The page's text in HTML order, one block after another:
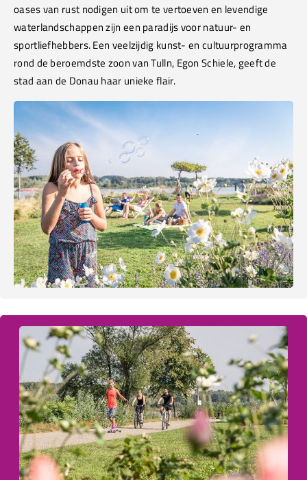
oases van rust nodigen uit om te vertoeven en levendige
waterlandschappen zijn een paradijs voor natuur- en
sportliefhebbers. Een veelzijdig kunst- en cultuurprogramma
rond de beroemdste zoon van Tulln, Egon Schiele, geeft de
stad aan de Donau haar unieke flair.